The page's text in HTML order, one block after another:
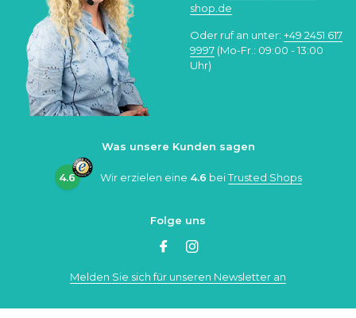
shop.de
Oder ruf an unter: +49 2451 617
9997 (Mo-Fr.: 09:00 - 13:00
Uhr)
Was unsere Kunden sagen
4.6 Wir erzielen eine 4.6 beiTrusted Shops
Folge uns
Melden Sie sich für unseren Newsletter an